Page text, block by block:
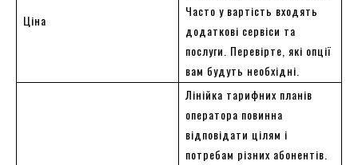
Ціна
Часто у вартість входять
додаткові сервіси та
послуги. Перевірте, які опції
вам будуть необхідні.
Лінійка тарифних планів
оператора повинна
відповідати цілям і
потребам різних абонентів.